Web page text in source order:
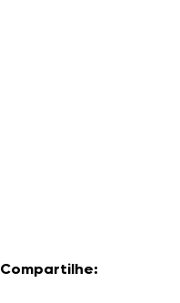
Compartilhe: